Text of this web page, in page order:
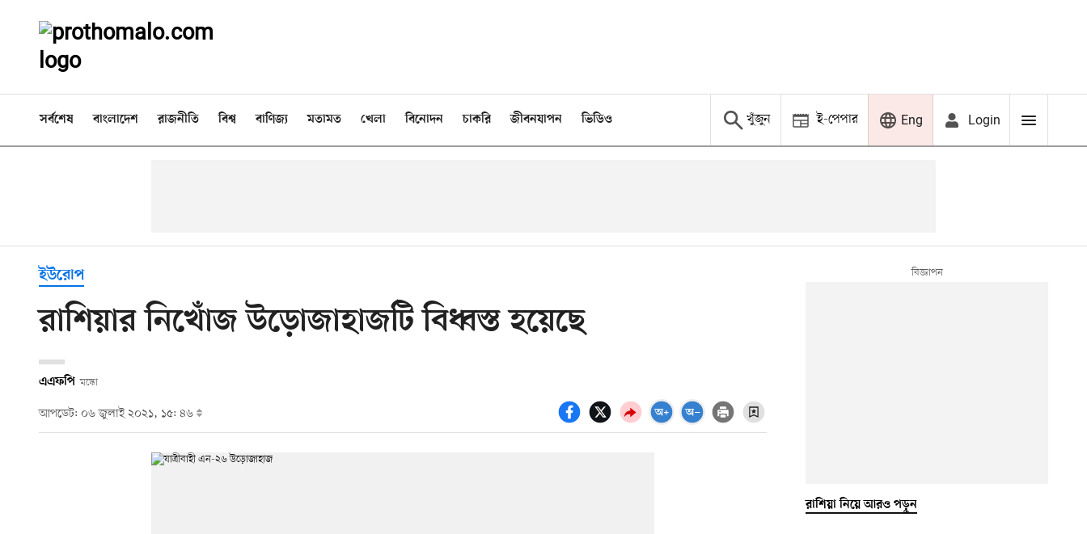
সর্বশেষ বাংলাদেশ রাজনীতি বিশ্ব বাণিজ্য মতামত খেলা বিনোদন চাকরি জীবনযাপন ভিডিও খুঁজুন ই-পেপার Eng Login
ইউরোপ
রাশিয়ার নিখোঁজ উড়োজাহাজটি বিধ্বস্ত হয়েছে
এএফপি মস্কো
আপডেট: ০৬ জুলাই ২০২১, ১৫: ৪৬
রাশিয়া নিয়ে আরও পড়ুন